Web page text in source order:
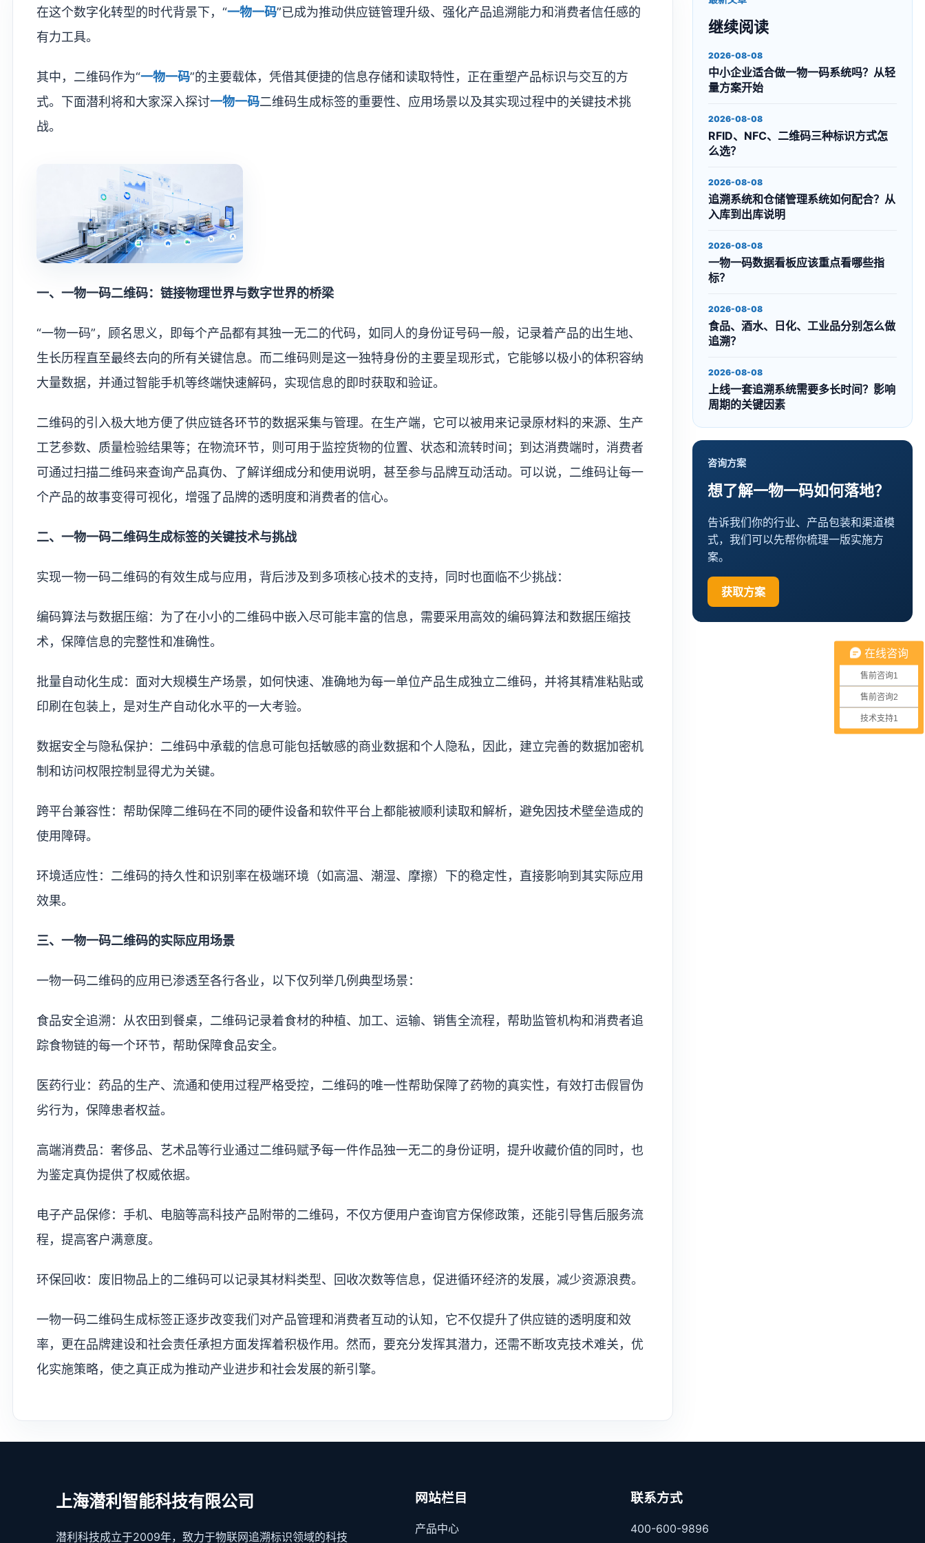
在这个数字化转型的时代背景下，“一物一码”已成为推动供应链管理升级、强化产品追溯能力和消费者信任感的
有力工具。
其中，二维码作为“一物一码”的主要载体，凭借其便捷的信息存储和读取特性，正在重塑产品标识与交互的方
式。下面潜利将和大家深入探讨一物一码二维码生成标签的重要性、应用场景以及其实现过程中的关键技术挑
战。
​一、一物一码二维码：链接物理世界与数字世界的桥梁
“一物一码”，顾名思义，即每个产品都有其独一无二的代码，如同人的身份证号码一般，记录着产品的出生地、
生长历程直至最终去向的所有关键信息。而二维码则是这一独特身份的主要呈现形式，它能够以极小的体积容纳
大量数据，并通过智能手机等终端快速解码，实现信息的即时获取和验证。
二维码的引入极大地方便了供应链各环节的数据采集与管理。在生产端，它可以被用来记录原材料的来源、生产
工艺参数、质量检验结果等；在物流环节，则可用于监控货物的位置、状态和流转时间；到达消费端时，消费者
可通过扫描二维码来查询产品真伪、了解详细成分和使用说明，甚至参与品牌互动活动。可以说，二维码让每一
个产品的故事变得可视化，增强了品牌的透明度和消费者的信心。
二、一物一码二维码生成标签的关键技术与挑战
实现一物一码二维码的有效生成与应用，背后涉及到多项核心技术的支持，同时也面临不少挑战：
编码算法与数据压缩：为了在小小的二维码中嵌入尽可能丰富的信息，需要采用高效的编码算法和数据压缩技
术，保障信息的完整性和准确性。
批量自动化生成：面对大规模生产场景，如何快速、准确地为每一单位产品生成独立二维码，并将其精准粘贴或
印刷在包装上，是对生产自动化水平的一大考验。
数据安全与隐私保护：二维码中承载的信息可能包括敏感的商业数据和个人隐私，因此，建立完善的数据加密机
制和访问权限控制显得尤为关键。
跨平台兼容性：帮助保障二维码在不同的硬件设备和软件平台上都能被顺利读取和解析，避免因技术壁垒造成的
使用障碍。
环境适应性：二维码的持久性和识别率在极端环境（如高温、潮湿、摩擦）下的稳定性，直接影响到其实际应用
效果。
三、一物一码二维码的实际应用场景
一物一码二维码的应用已渗透至各行各业，以下仅列举几例典型场景：
食品安全追溯：从农田到餐桌，二维码记录着食材的种植、加工、运输、销售全流程，帮助监管机构和消费者追
踪食物链的每一个环节，帮助保障食品安全。
医药行业：药品的生产、流通和使用过程严格受控，二维码的唯一性帮助保障了药物的真实性，有效打击假冒伪
劣行为，保障患者权益。
高端消费品：奢侈品、艺术品等行业通过二维码赋予每一件作品独一无二的身份证明，提升收藏价值的同时，也
为鉴定真伪提供了权威依据。
电子产品保修：手机、电脑等高科技产品附带的二维码，不仅方便用户查询官方保修政策，还能引导售后服务流
程，提高客户满意度。
环保回收：废旧物品上的二维码可以记录其材料类型、回收次数等信息，促进循环经济的发展，减少资源浪费。
一物一码二维码生成标签正逐步改变我们对产品管理和消费者互动的认知，它不仅提升了供应链的透明度和效
率，更在品牌建设和社会责任承担方面发挥着积极作用。然而，要充分发挥其潜力，还需不断攻克技术难关，优
化实施策略，使之真正成为推动产业进步和社会发展的新引擎。
继续阅读
2026-08-08
中小企业适合做一物一码系统吗？从轻
量方案开始
2026-08-08
RFID、NFC、二维码三种标识方式怎
么选？
2026-08-08
追溯系统和仓储管理系统如何配合？从
入库到出库说明
2026-08-08
一物一码数据看板应该重点看哪些指
标？
2026-08-08
食品、酒水、日化、工业品分别怎么做
追溯？
2026-08-08
上线一套追溯系统需要多长时间？影响
周期的关键因素
咨询方案
想了解一物一码如何落地？
告诉我们你的行业、产品包装和渠道模
式，我们可以先帮你梳理一版实施方
案。
获取方案
上海潜利智能科技有限公司
潜利科技成立于2009年，致力于物联网追溯标识领域的科技
网站栏目
产品中心
联系方式
400-600-9896
在线咨询
售前咨询1
售前咨询2
技术支持1